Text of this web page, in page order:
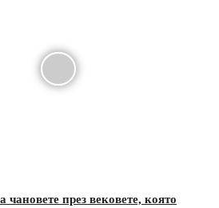
чановете през вековете, която